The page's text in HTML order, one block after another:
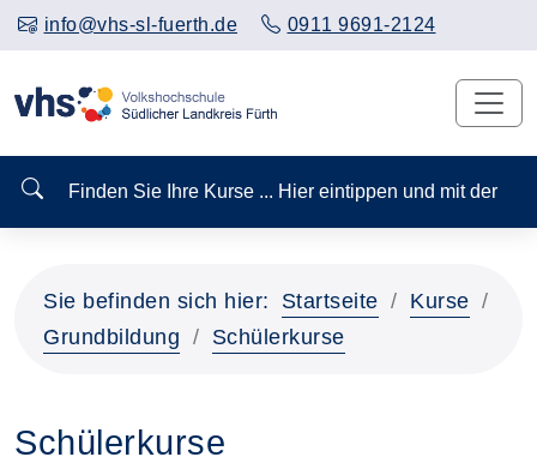
info@vhs-sl-fuerth.de 0911 9691-2124
Finden Sie Ihre Kurse ... Hier eintippen und mit
Sie befinden sich hier: Startseite
Kurse
Grundbildung
Schülerkurse
Schülerkurse